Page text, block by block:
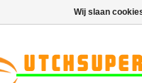
Wij slaan